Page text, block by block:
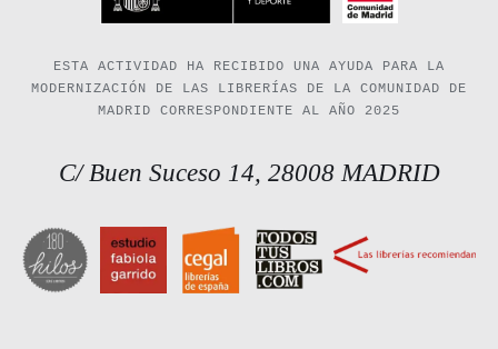
ESTA ACTIVIDAD HA RECIBIDO UNA AYUDA PARA LA
MODERNIZACIÓN DE LAS LIBRERÍAS DE LA COMUNIDAD DE
MADRID CORRESPONDIENTE AL AÑO 2025
C/ Buen Suceso 14, 28008 MADRID